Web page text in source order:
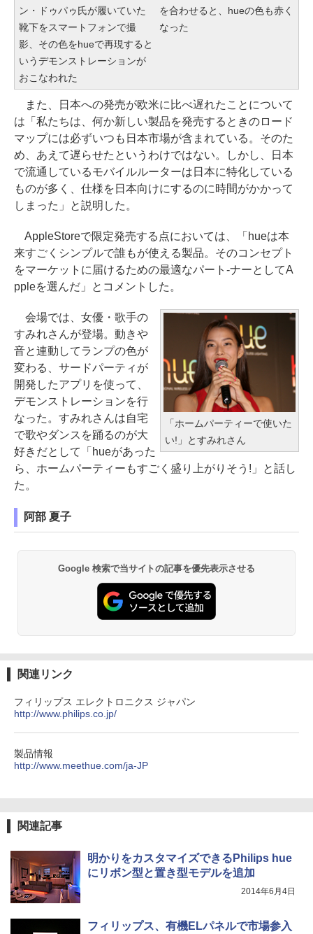
ン・ドゥパゥ氏が履いていた
靴下をスマートフォンで撮
影、その色をhueで再現すると
いうデモンストレーションが
おこなわれた
を合わせると、hueの色も赤く
なった
また、日本への発売が欧米に比べ遅れたことについて
は「私たちは、何か新しい製品を発売するときのロード
マップには必ずいつも日本市場が含まれている。そのた
め、あえて遅らせたというわけではない。しかし、日本
で流通しているモバイルルーターは日本に特化している
ものが多く、仕様を日本向けにするのに時間がかかって
しまった」と説明した。
AppleStoreで限定発売する点においては、「hueは本
来すごくシンプルで誰もが使える製品。そのコンセプト
をマーケットに届けるための最適なパート-ナーとしてA
ppleを選んだ」とコメントした。
「ホームパーティーで使いた
い!」とすみれさん
会場では、女優・歌手の
すみれさんが登場。動きや
音と連動してランプの色が
変わる、サードパーティが
開発したアプリを使って、
デモンストレーションを行
なった。すみれさんは自宅
で歌やダンスを踊るのが大
好きだとして「hueがあった
ら、ホームパーティーもすごく盛り上がりそう!」と話し
た。
阿部 夏子
Google 検索で当サイトの記事を優先表示させる
関連リンク
フィリップス エレクトロニクス ジャパン
http://www.philips.co.jp/
製品情報
http://www.meethue.com/ja-JP
関連記事
明かりをカスタマイズできるPhilips hue
にリボン型と置き型モデルを追加
2014年6月4日
フィリップス、有機ELパネルで市場参入